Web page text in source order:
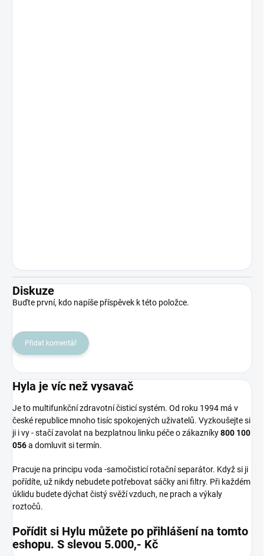
Diskuze
Buďte první, kdo napíše příspěvek k této položce.
Přidat komentář
Hyla je víc než vysavač
Je to multifunkční zdravotní čisticí systém. Od roku 1994 má v
české republice mnoho tisíc spokojených uživatelů. Vyzkoušejte si
ji i vy - stačí zavolat na bezplatnou linku péče o zákazníky800 100
056a domluvit si termín.
Pracuje na principu voda -samočisticí rotační separátor. Když si ji
pořídíte, už nikdy nebudete potřebovat sáčky ani filtry. Při každém
úklidu budete dýchat čistý svěží vzduch, ne prach a výkaly
roztočů.
Pořídit si Hylu můžete po přihlášení na tomto
eshopu. S slevou 5.000,- Kč